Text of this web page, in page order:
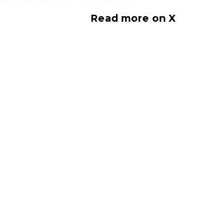
Read more on X